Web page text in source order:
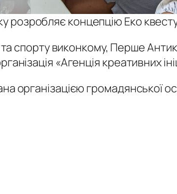
розробляє концепцію Еко
та спорту виконкому, Перше
«Агенція креативних
організацією громадянської